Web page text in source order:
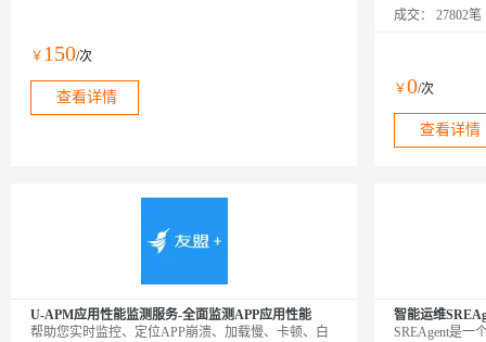
￥ 150/次
查看详情
证、活体检测
成交： 27802笔
￥0/次
查看详情
U-APM应用性能监测服务-全面监测APP应用性能
帮助您实时监控、定位APP崩溃、加载慢、卡顿、白
智能运维
SREAgent是一